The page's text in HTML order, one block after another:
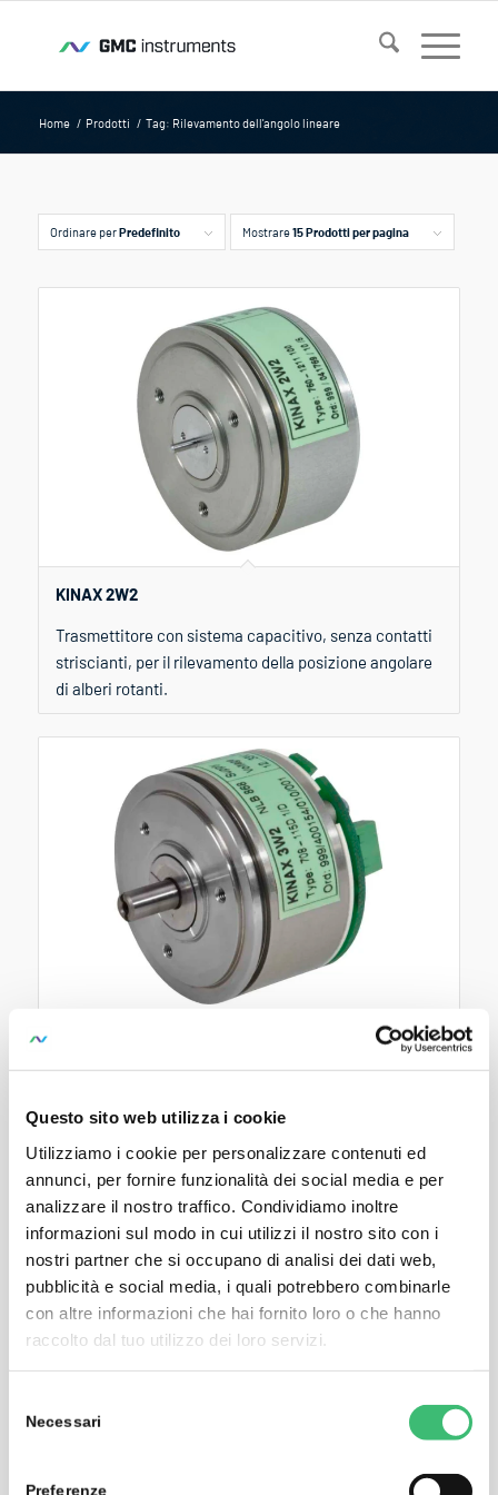
Questo sito web utilizza i cookie
Utilizziamo i cookie per personalizzare contenuti ed
annunci, per fornire funzionalità dei social media e per
analizzare il nostro traffico. Condividiamo inoltre
informazioni sul modo in cui utilizzi il nostro sito con i
nostri partner che si occupano di analisi dei dati web,
pubblicità e social media, i quali potrebbero combinarle
con altre informazioni che hai fornito loro o che hanno
raccolto dal tuo utilizzo dei loro servizi.
delNecessari
Preferenze
Home / Prodotti / Tag: Rilevamento dell'angolo lineare
Ordinare perPredefinito Mostrare15 Prodotti per pagina
KINAX 2W2
Trasmettitore con sistema capacitivo, senza contatti
striscianti, per il rilevamento della posizione angolare
di alberi rotanti.
posizione angolare di alberi rotanti, montaggio a